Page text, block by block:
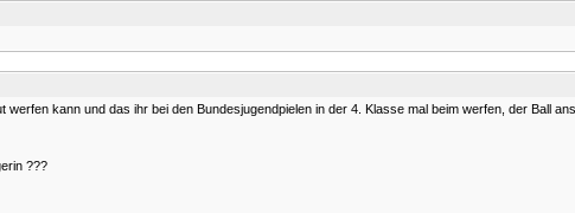
kann und das ihr bei den Bundesjugendpielen in der 4. Klasse mal beim werfen, der Ball
???